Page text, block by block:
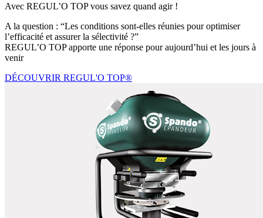
Avec REGUL’O TOP vous savez quand agir !
A la question : “Les conditions sont-elles réunies pour optimiser
l’efficacité et assurer la sélectivité ?”
REGUL’O TOP apporte une réponse pour aujourd’hui et les jours à
venir
DÉCOUVRIR REGUL'O TOP®